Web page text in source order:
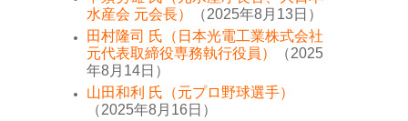
水産会 元会長）
（2025年8月13日）
田村隆司 氏（日本光電工業株式会社
元代表取締役専務執行役員）
（2025
年8月14日）
山田和利 氏（元プロ野球選手）
（2025年8月16日）